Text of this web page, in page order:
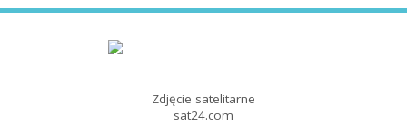
Zdjęcie satelitarne
sat24.com